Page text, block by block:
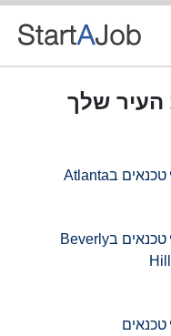
העיר שלך
טכנאים בAtlanta
טכנאים בBeverly
טכנאים